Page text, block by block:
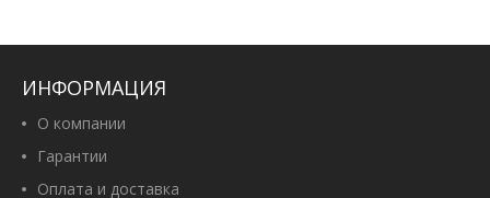
ИНФОРМАЦИЯ
О компании
Гарантии
Оплата и доставка